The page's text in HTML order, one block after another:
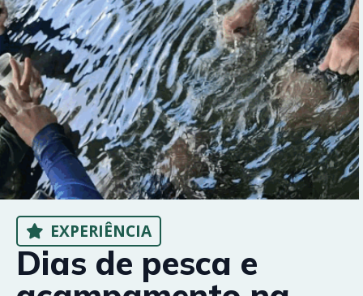
EXPERIÊNCIA
Dias de pesca e